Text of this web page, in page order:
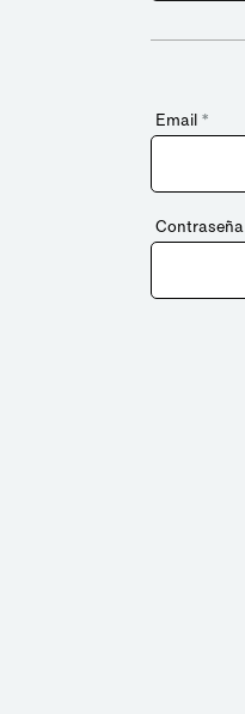
Email *
Contraseña